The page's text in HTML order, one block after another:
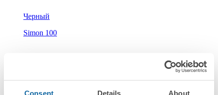
Consent Details About
Черный
Simon 100